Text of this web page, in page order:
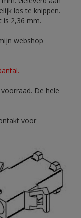
los te knippen.
is 2,36 mm.
webshop
De hele
voor